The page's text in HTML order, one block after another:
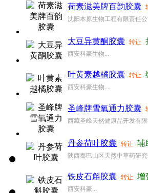
荷素滋美牌百韵胶囊
沈阳本原生物工程有限责任
大豆异黄酮胶囊 转让
西安科豪生物...
叶黄素越橘胶囊 转让
西安科豪生物...
圣峰牌雪氧通力胶囊
西藏圣峰天然健康品开发有
丹参荷叶胶囊 转让 辅
陕西秦巴山区天然中草药研
铁皮石斛胶囊 转让 增
西安科豪...